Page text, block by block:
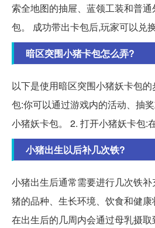
索全地图的抽屉、蓝领工装和普
包。 成功带出卡包后,玩家可以兑
暗区突围小猪卡包怎么弄?
以下是使用暗区突围小猪妖卡包
包:你可以通过游戏内的活动、抽
小猪妖卡包。 2. 打开小猪妖卡包:
小猪出生以后补几次铁?
小猪出生后通常需要进行几次铁
猪的品种、生长环境、饮食和健
在出生后的几周内会通过母乳摄取